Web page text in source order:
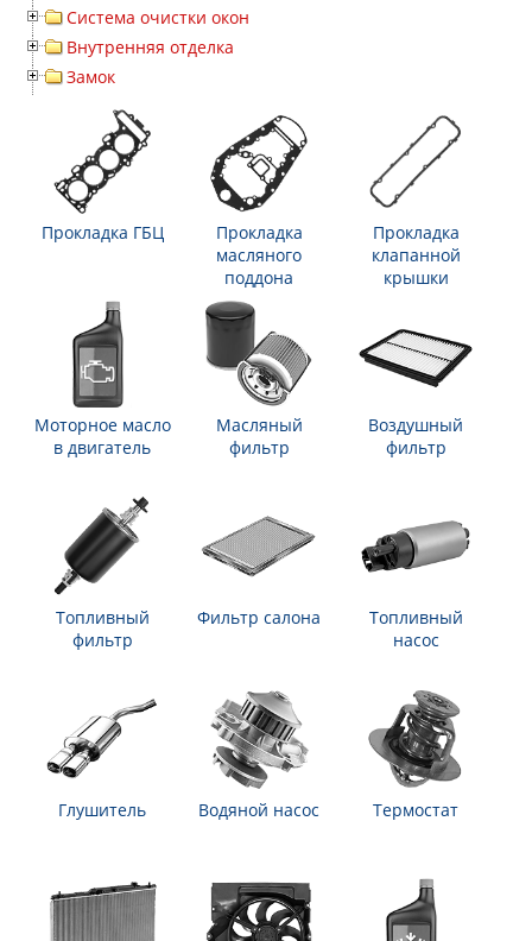
Система очистки окон
Внутренняя отделка
Замок
Прокладка ГБЦ
Прокладка
масляного
поддона
Прокладка
клапанной
крышки
Моторное масло
в двигатель
Масляный
фильтр
Воздушный
фильтр
Топливный
фильтр
Фильтр салона
Топливный
насос
Глушитель Водяной насос Термостат